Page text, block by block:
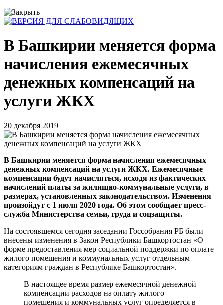
В Башкирии меняется форма
начисления ежемесячных
денежных компенсаций на
услуги ЖКХ
20 декабря 2019
В Башкирии меняется форма начисления ежемесячных
денежных компенсаций на услуги ЖКХ. Ежемесячные
компенсации будут начисляться, исходя из фактических
начислений платы за жилищно-коммунальные услуги, в
размерах, установленных законодательством. Изменения
произойдут с 1 июля 2020 года. Об этом сообщает пресс-
служба Министерства семьи, труда и соцзащиты.
На состоявшемся сегодня заседании Госсобрания РБ были
внесены изменения в Закон Республики Башкортостан «О
форме предоставления мер социальной поддержки по оплате
жилого помещения и коммунальных услуг отдельным
категориям граждан в Республике Башкортостан».
В настоящее время размер ежемесячной денежной
компенсации расходов на оплату жилого
помещения и коммунальных услуг определяется в